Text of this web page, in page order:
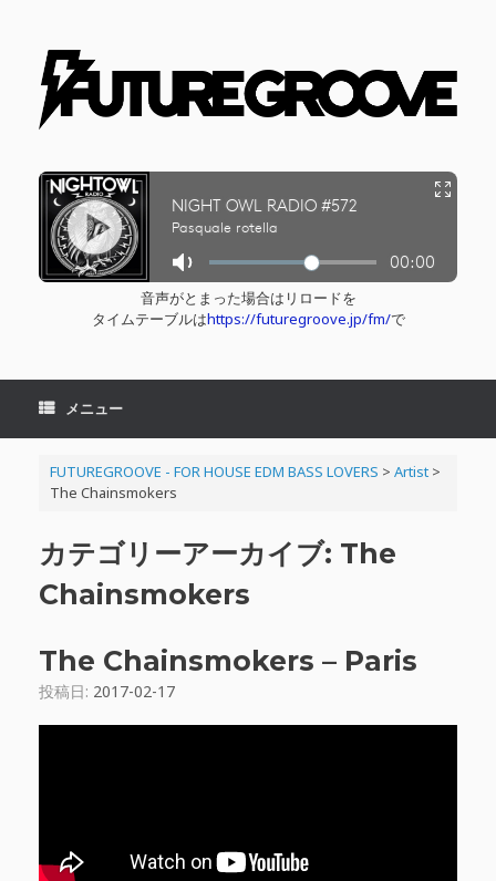
音声がとまった場合はリロードを
タイムテーブルはhttps://futuregroove.jp/fm/で
メニュー
FUTUREGROOVE - FOR HOUSE EDM BASS LOVERS > Artist>
The Chainsmokers
カテゴリーアーカイブ: The
Chainsmokers
The Chainsmokers – Paris
投稿日: 2017-02-17